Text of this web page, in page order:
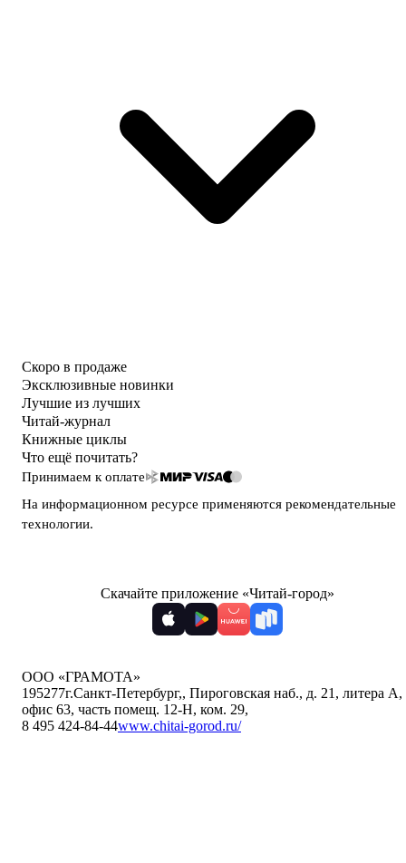
Скоро в продаже
Эксклюзивные новинки
Лучшие из лучших
Читай-журнал
Книжные циклы
Что ещё почитать?
Принимаем к оплате
На информационном ресурсе применяются рекомендательные
технологии.
Скачайте приложение «Читай-город»
ООО «ГРАМОТА»
195277г.Санкт-Петербург,, Пироговская наб., д. 21, литера А,
офис 63, часть помещ. 12-Н, ком. 29,
8 495 424-84-44www.chitai-gorod.ru/